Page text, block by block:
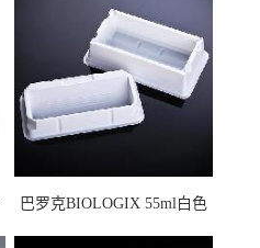
巴罗克BIOLOGIX 55ml白色